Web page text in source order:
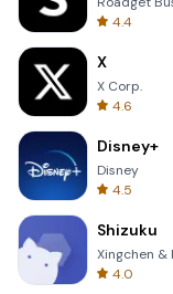
4.4
X
X Corp.
4.6
Disney+
Disney
4.5
Shizuku
Xingchen &
4.0